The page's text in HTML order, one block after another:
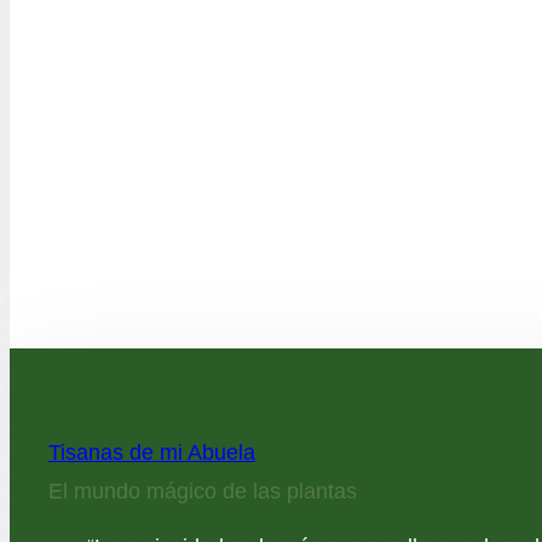
Tisanas de mi Abuela
El mundo mágico de las plantas